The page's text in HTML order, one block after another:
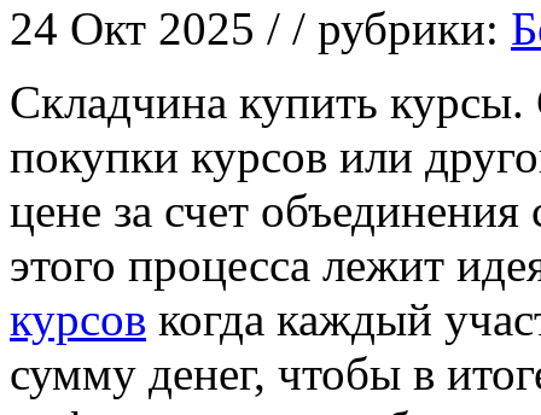
24 Окт 2025 / / рубрики:
Склaдчинa купить
покупки курсов или
цене за счет
этого процесса лежит
курсов когда каждый
сумму денег, чтобы в